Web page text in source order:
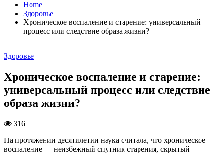
Home
Здоровье
Хроническое воспаление и старение: универсальный
процесс или следствие образа жизни?
Здоровье
Хроническое воспаление и старение:
универсальный процесс или следствие
образа жизни?
316
На протяжении десятилетий наука считала, что хроническое
воспаление — неизбежный спутник старения, скрытый